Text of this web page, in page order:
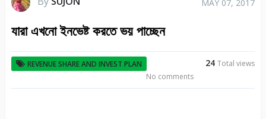
MAY 07, 2017
যারা এখনো ইনভেষ্ট করতে ভয় পাচ্ছেন
REVENUE SHARE AND INVEST PLAN 24Total views
No comments